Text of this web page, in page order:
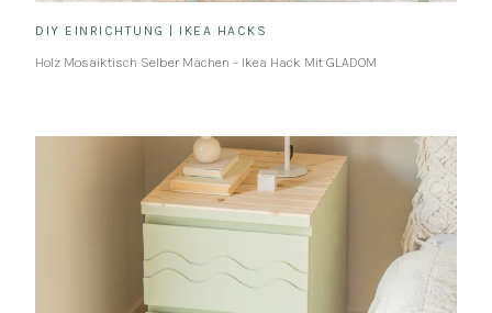
DIY EINRICHTUNG | IKEA HACKS
Holz Mosaiktisch Selber Machen – Ikea Hack Mit GLADOM